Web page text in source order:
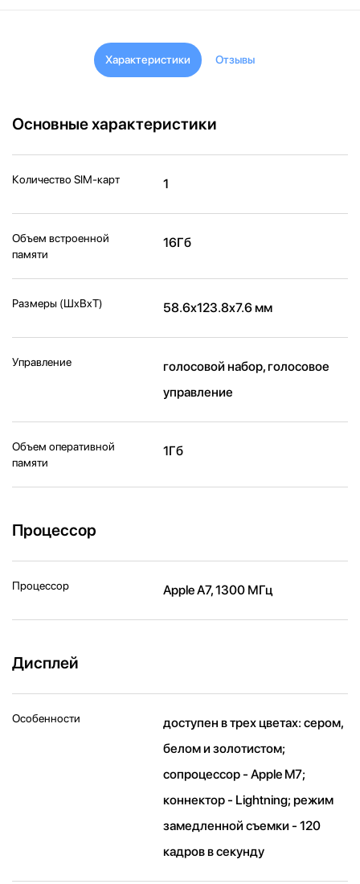
Характеристики Отзывы
Основные характеристики
Количество SIM-карт 1
Объем встроенной
памяти
16Гб
Размеры (ШxВxТ) 58.6x123.8x7.6 мм
Управление
голосовой набор, голосовое
управление
Объем оперативной
памяти
1Гб
Процессор
Процессор Apple A7, 1300 МГц
Дисплей
Особенности
доступен в трех цветах: сером,
белом и золотистом;
сопроцессор - Apple M7;
коннектор - Lightning; режим
замедленной съемки - 120
кадров в секунду